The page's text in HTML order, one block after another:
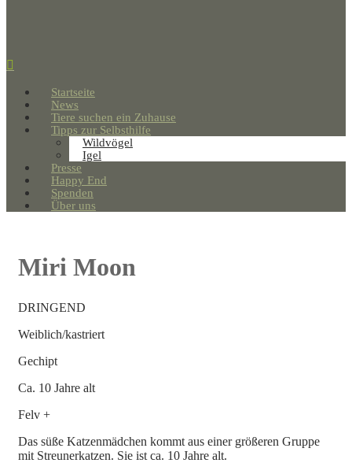
Startseite
News
Tiere suchen ein Zuhause
Tipps zur Selbsthilfe
Wildvögel
Igel
Presse
Happy End
Spenden
Über uns
Miri Moon
DRINGEND
Weiblich/kastriert
Gechipt
Ca. 10 Jahre alt
Felv +
Das süße Katzenmädchen kommt aus einer größeren Gruppe
mit Streunerkatzen. Sie ist ca. 10 Jahre alt.